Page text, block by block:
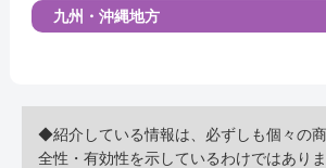
九州・沖縄地方
◆紹介している情報は、必ずしも個々の
全性・有効性を示しているわけではあり